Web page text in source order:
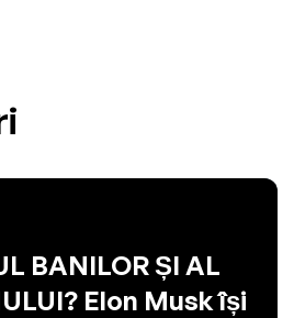
BANILOR ȘI AL
Elon Musk își